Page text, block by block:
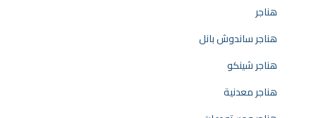
هناجر
هناجر ساندوش بانل
هناجر شينكو
هناجر معدنية